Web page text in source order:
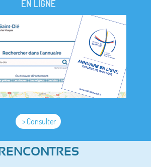
EN LIGNE
> Consulter
RENCONTRES